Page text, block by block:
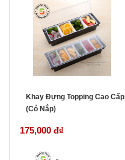
Khay Đựng Topping Cao Cấp
(Có Nắp)
175,000 đ₫